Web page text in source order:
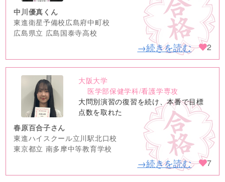
中川優真くん
東進衛星予備校広島府中町校
広島県立 広島国泰寺高校
→続きを読む 2
no
image
大阪大学
医学部保健学科/看護学専攻
大問別演習の復習を続け、本番で目標
点数を取れた
春原百合子さん
東進ハイスクール立川駅北口校
東京都立 南多摩中等教育学校
→続きを読む 7